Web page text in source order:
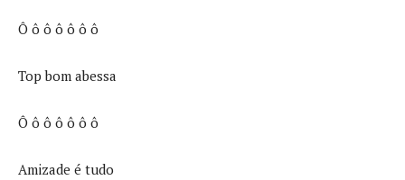
Ô ô ô ô ô ô ô
Top bom abessa
Ô ô ô ô ô ô ô
Amizade é tudo